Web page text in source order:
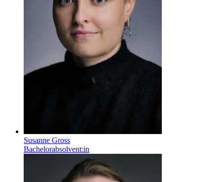
Susanne Gross
Bachelorabsolvent:in